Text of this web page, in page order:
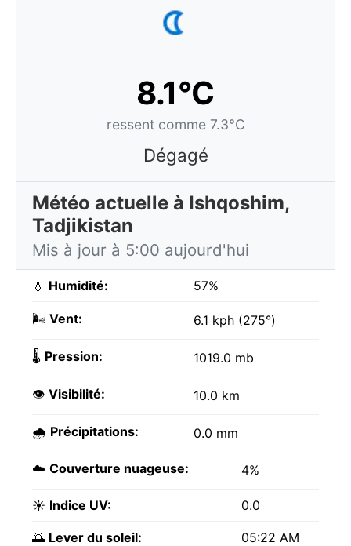
8.1°C
ressent comme 7.3°C
Dégagé
Météo actuelle à Ishqoshim,
Tadjikistan
Mis à jour à 5:00 aujourd'hui
💧 Humidité: 57%
🌬️ Vent: 6.1 kph (275°)
🌡️ Pression: 1019.0 mb
👁️ Visibilité: 10.0 km
🌧️ Précipitations: 0.0 mm
☁️ Couverture nuageuse: 4%
☀️ Indice UV: 0.0
🌅 Lever du soleil: 05:22 AM